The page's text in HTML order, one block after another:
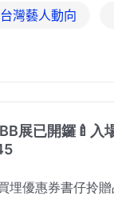
台灣藝人動向